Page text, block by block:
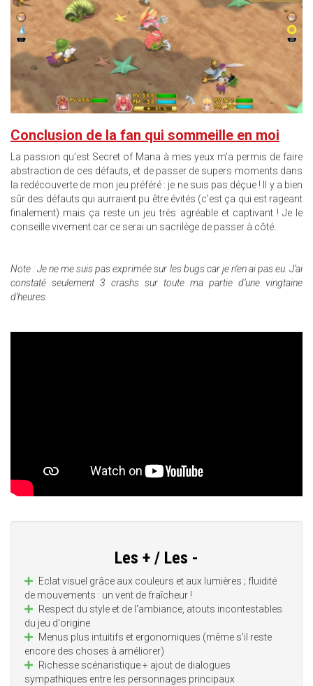
Conclusion de la fan qui sommeille en moi
La passion qu’est Secret of Mana à mes yeux m’a permis de faire
abstraction de ces défauts, et de passer de supers moments dans
la redécouverte de mon jeu préféré : je ne suis pas déçue ! Il y a bien
sûr des défauts qui aurraient pu être évités (c'est ça qui est rageant
finalement) mais ça reste un jeu très agréable et captivant ! Je le
conseille vivement car ce serai un sacrilège de passer à côté.
Note : Je ne me suis pas exprimée sur les bugs car je n’en ai pas eu. J’ai
constaté seulement 3 crashs sur toute ma partie d’une vingtaine
d’heures.
Les + / Les -
Eclat visuel grâce aux couleurs et aux lumières ; fluidité
de mouvements : un vent de fraîcheur !
Respect du style et de l'ambiance, atouts incontestables
du jeu d'origine
Menus plus intuitifs et ergonomiques (même s'il reste
encore des choses à améliorer)
Richesse scénaristique + ajout de dialogues
sympathiques entre les personnages principaux